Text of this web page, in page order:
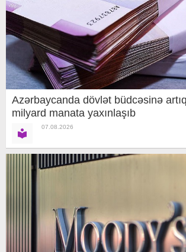
Azərbaycanda dövlət büdcəsinə
milyard manata yaxınlaşıb
07.08.2026